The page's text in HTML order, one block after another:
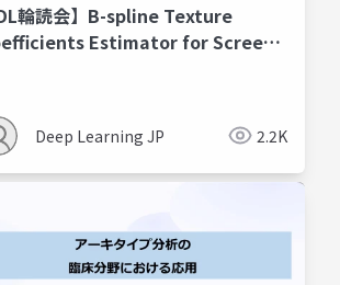
DL輪読会】B-spline Texture
Estimator for Screen
Deep Learning JP 2.2K